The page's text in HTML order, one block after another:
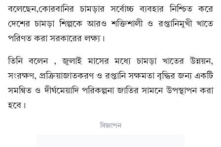
বলেছেন,কোরবানির চামড়ার সর্বোচ্চ ব্যবহার নিশ্চিত করে
দেশের চামড়া শিল্পকে আরও শক্তিশালী ও রপ্তানিমুখী খাতে
পরিণত করা সরকারের লক্ষ্য।
তিনি বলেন , জুলাই মাসের মধ্যে চামড়া খাতের উন্নয়ন,
সংরক্ষণ, প্রক্রিয়াজাতকরণ ও রপ্তানি সক্ষমতা বৃদ্ধির জন্য একটি
সমন্বিত ও দীর্ঘমেয়াদি পরিকল্পনা জাতির সামনে উপস্থাপন করা
হবে।
বিজ্ঞাপন